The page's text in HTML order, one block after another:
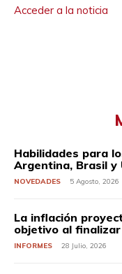
Acceder a la noticia
Habilidades para
Argentina, Brasil y
NOVEDADES 5 Agosto, 2026
La inflación
objetivo al
INFORMES 28 Julio, 2026